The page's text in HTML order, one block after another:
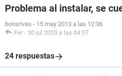
Problema al instalar, se
borisrivas - 15 may 2013 a las 12:36
Fer - 30 jul 2020 a las 04:57
24 respuestas